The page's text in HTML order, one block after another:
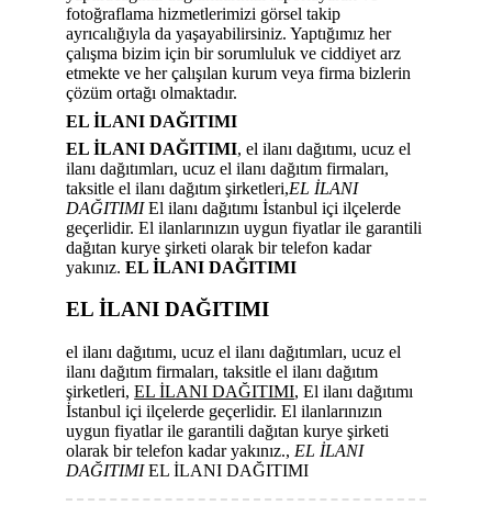
fotoğraflama hizmetlerimizi görsel takip
ayrıcalığıyla da yaşayabilirsiniz. Yaptığımız her
çalışma bizim için bir sorumluluk ve ciddiyet arz
etmekte ve her çalışılan kurum veya firma bizlerin
çözüm ortağı olmaktadır.
EL İLANI DAĞITIMI
EL İLANI DAĞITIMI, el ilanı dağıtımı, ucuz el
ilanı dağıtımları, ucuz el ilanı dağıtım firmaları,
taksitle el ilanı dağıtım şirketleri,EL İLANI
DAĞITIMIEl ilanı dağıtımı İstanbul içi ilçelerde
geçerlidir. El ilanlarınızın uygun fiyatlar ile garantili
dağıtan kurye şirketi olarak bir telefon kadar
yakınız.EL İLANI DAĞITIMI
EL İLANI DAĞITIMI
el ilanı dağıtımı, ucuz el ilanı dağıtımları, ucuz el
ilanı dağıtım firmaları, taksitle el ilanı dağıtım
şirketleri,EL İLANI DAĞITIMI, El ilanı dağıtımı
İstanbul içi ilçelerde geçerlidir. El ilanlarınızın
uygun fiyatlar ile garantili dağıtan kurye şirketi
olarak bir telefon kadar yakınız., EL İLANI
DAĞITIMI EL İLANI DAĞITIMI